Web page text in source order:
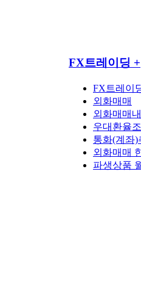
FX트레이딩 +
FX트레이
외화매매
외화매매
우대환율
통화(계좌)
외화매매
파생상품